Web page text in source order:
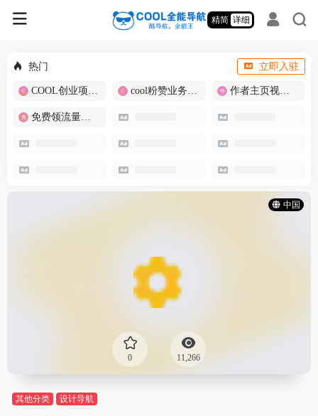
精简 详细
热门 立即入驻
COOL创业项目商城 cool粉赞业务商城【爆粉引流】 作者主页视频批量提取
免费领流量卡-包邮
中国
0 11,266
其他分类 设计导航